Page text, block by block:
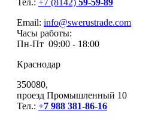
Email: info@swerustrade.com
Часы работы:
Пн-Пт 09:00 - 18:00
Краснодар
350080,
проезд Промышленный 10
Тел.: +7 988 381-86-16